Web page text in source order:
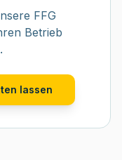
FFG
Betrieb
lassen